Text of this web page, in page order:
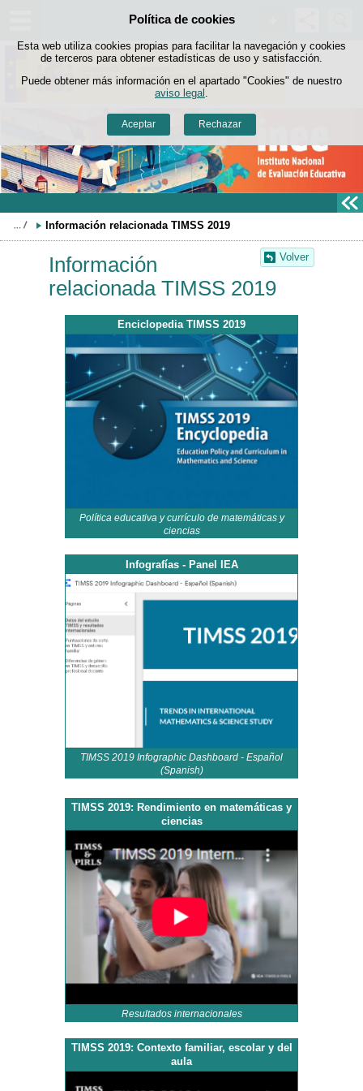
Política de cookies
Esta web utiliza cookies propias para facilitar la navegación y cookies
de terceros para obtener estadísticas de uso y satisfacción.
Puede obtener más información en el apartado "Cookies" de nuestro
aviso legal
Aceptar Rechazar
Saltar al contenido
Información relacionada TIMSS 2019
Volver
Información
relacionada TIMSS 2019
Enciclopedia TIMSS 2019
Política educativa y currículo de matemáticas y
ciencias
Infografías - Panel IEA
TIMSS 2019 Infographic Dashboard - Español
(Spanish)
TIMSS 2019: Rendimiento en matemáticas y
ciencias
Resultados internacionales
TIMSS 2019: Contexto familiar, escolar y del
aula